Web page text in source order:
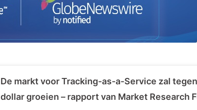
De markt voor Tracking-as-a-Service zal
dollar groeien – rapport van Market Research